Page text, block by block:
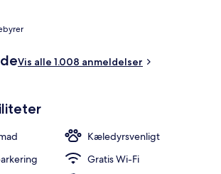
transport: Sickla Kaj Station ligger 2
Sporvognsstation ligger 8 minutter derfra.
Vis alle 1.008 anmeldelser
Kæledyrsvenligt
Gratis Wi-Fi